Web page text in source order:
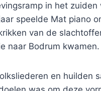
in het zuiden
speelde Mat piano
van de
naar Bodrum kwamen.
en huilden